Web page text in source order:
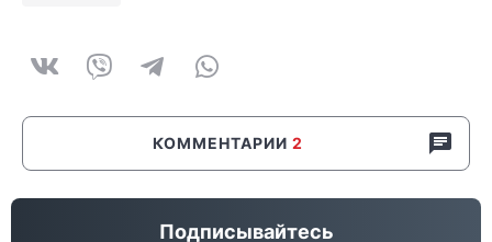
КОММЕНТАРИИ 2
Подписывайтесь